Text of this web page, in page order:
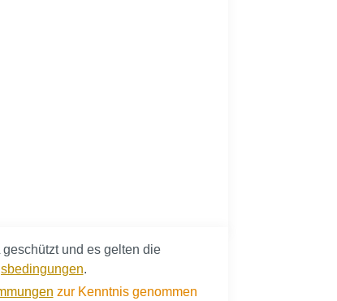
und es gelten die
.
zur Kenntnis genommen